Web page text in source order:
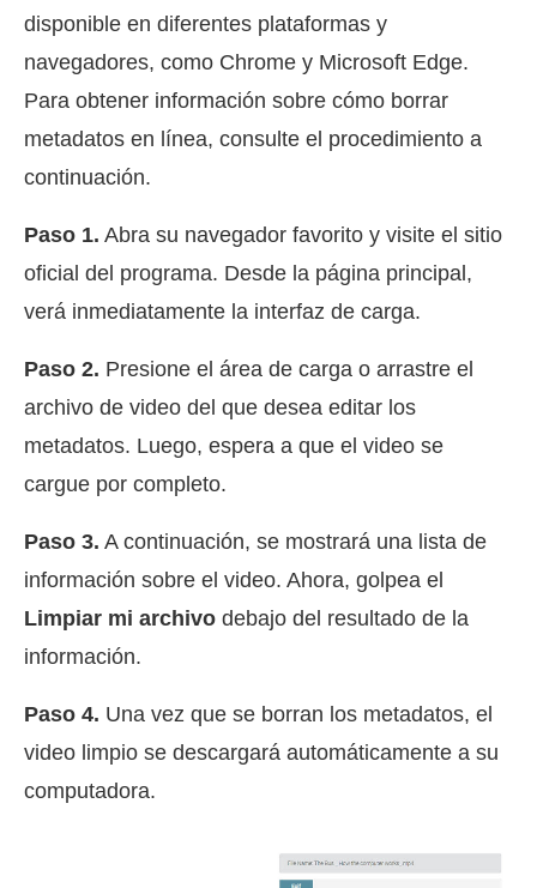
disponible en diferentes plataformas y
navegadores, como Chrome y Microsoft Edge.
Para obtener información sobre cómo borrar
metadatos en línea, consulte el procedimiento a
continuación.
Paso 1. Abra su navegador favorito y visite el sitio
oficial del programa. Desde la página principal,
verá inmediatamente la interfaz de carga.
Paso 2. Presione el área de carga o arrastre el
archivo de video del que desea editar los
metadatos. Luego, espera a que el video se
cargue por completo.
Paso 3. A continuación, se mostrará una lista de
información sobre el video. Ahora, golpea el
Limpiar mi archivo debajo del resultado de la
información.
Paso 4. Una vez que se borran los metadatos, el
video limpio se descargará automáticamente a su
computadora.